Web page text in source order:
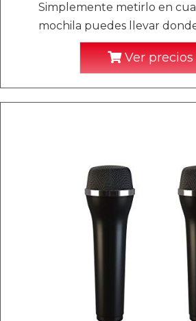
Simplemente metirlo en
mochila puedes llevar
Ver